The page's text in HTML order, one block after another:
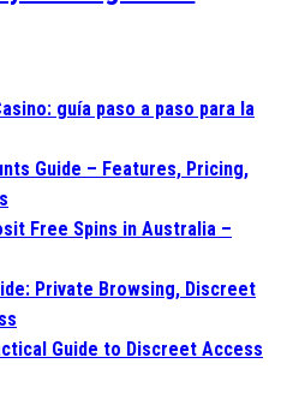
guía paso a paso para la
Guide – Features, Pricing,
Free Spins in Australia –
Private Browsing, Discreet
Guide to Discreet Access